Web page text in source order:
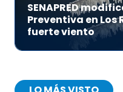
SENAPRED
Preventiva en Los
fuerte viento